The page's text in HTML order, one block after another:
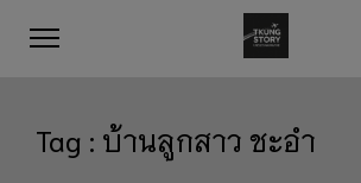
Tag : บ้านลูกสาว ชะอำ